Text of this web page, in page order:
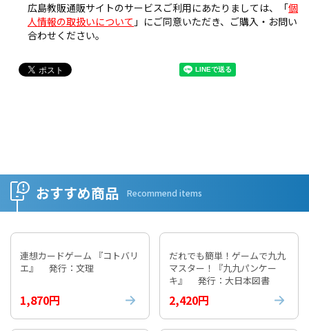
広島教販通販サイトのサービスご利用にあたりましては、「個
人情報の取扱いについて 」にご同意いただき、ご購入・お問い
合わせください。
おすすめ商品 Recommend items
連想カードゲーム 『コトバリ
エ』 発行：文理
1,870円
だれでも簡単！ゲームで九九
マスター！『九九パンケー
キ』 発行：大日本図書
2,420円